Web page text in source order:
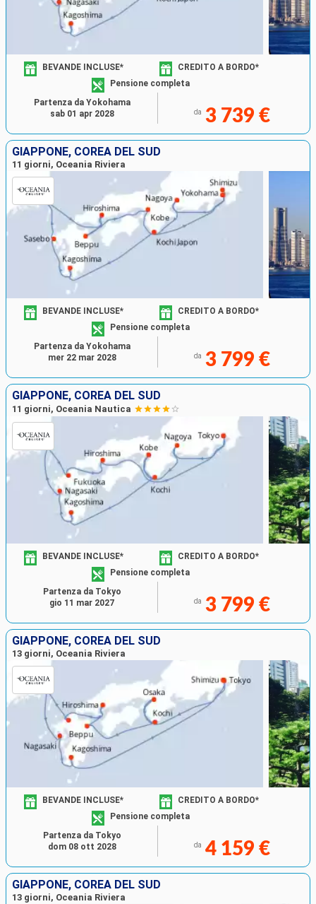
BEVANDE INCLUSE*
CREDITO A BORDO*
Pensione completa
da 3 739 €
Partenza da Yokohama
sab 01 apr 2028
GIAPPONE, COREA DEL SUD
11 giorni, Oceania Riviera
BEVANDE INCLUSE*
CREDITO A BORDO*
Pensione completa
da 3 799 €
Partenza da Yokohama
mer 22 mar 2028
GIAPPONE, COREA DEL SUD
11 giorni, Oceania Nautica
BEVANDE INCLUSE*
CREDITO A BORDO*
Pensione completa
da 3 799 €
Partenza da Tokyo
gio 11 mar 2027
GIAPPONE, COREA DEL SUD
13 giorni, Oceania Riviera
BEVANDE INCLUSE*
CREDITO A BORDO*
Pensione completa
da 4 159 €
Partenza da Tokyo
dom 08 ott 2028
GIAPPONE, COREA DEL SUD
13 giorni, Oceania Riviera